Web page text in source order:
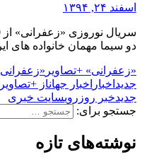
اسفند ۲۴, ۱۳۹۴
دو سیما مهمان خانواده های
«زعفرانی» +تصاویر
جدید اخبار اخبار جهاناز +تصاویر
جدیدخبر روز رویسایت خبری
جستجو برای:
نوشته‌های تازه